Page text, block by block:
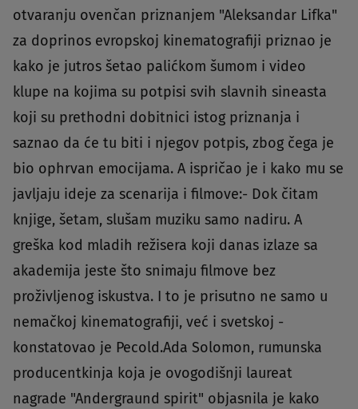
otvaranju ovenčan priznanjem "Aleksandar Lifka"
za doprinos evropskoj kinematografiji priznao je
kako je jutros šetao palićkom šumom i video
klupe na kojima su potpisi svih slavnih sineasta
koji su prethodni dobitnici istog priznanja i
saznao da će tu biti i njegov potpis, zbog čega je
bio ophrvan emocijama. A ispričao je i kako mu se
javljaju ideje za scenarija i filmove:- Dok čitam
knjige, šetam, slušam muziku samo nadiru. A
greška kod mladih režisera koji danas izlaze sa
akademija jeste što snimaju filmove bez
proživljenog iskustva. I to je prisutno ne samo u
nemačkoj kinematografiji, već i svetskoj -
konstatovao je Pecold.Ada Solomon, rumunska
producentkinja koja je ovogodišnji laureat
nagrade "Andergraund spirit" objasnila je kako